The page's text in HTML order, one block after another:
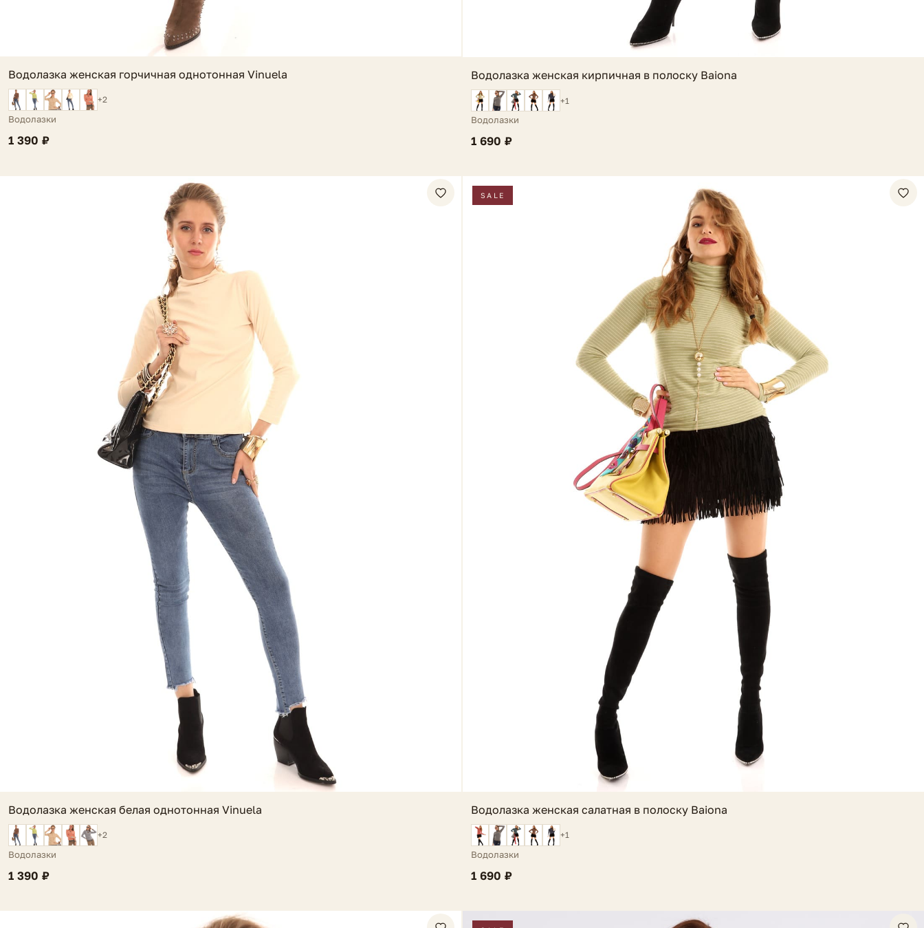
Водолазка женская горчичная однотонная Vinuela
+2
Водолазки
1 390 ₽
Водолазка женская кирпичная в полоску Baiona
+1
Водолазки
1 690 ₽
Водолазка женская белая однотонная Vinuela
+2
Водолазки
1 390 ₽
SALE
Водолазка женская салатная в полоску Baiona
+1
Водолазки
1 690 ₽